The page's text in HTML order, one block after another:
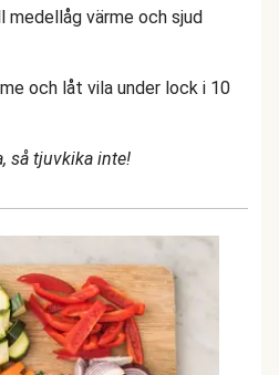
medellåg värme och sjud
och låt vila under lock i 10
så tjuvkika inte!